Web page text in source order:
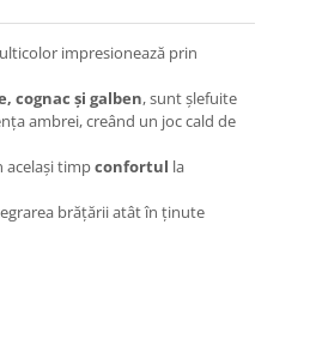
impresionează prin
cognac și galben, sunt șlefuite
ambrei, creând un joc cald de
același timpconfortul la
brățării atât în ținute